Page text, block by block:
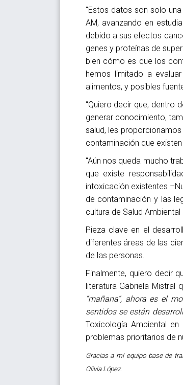
“Estos datos son solo
AM, avanzando en
debido a sus efectos
genes y proteínas de
bien cómo es que los
hemos limitado a
alimentos, y posibles
“Quiero decir que,
generar conocimiento,
salud, les
contaminación que existen
“Aún nos queda mucho
que existe
intoxicación existentes
de contaminación y las
cultura de Salud
Pieza clave en el
diferentes áreas de las
de las personas.
Finalmente, quiero decir
literatura Gabriela Mistral
“mañana”, ahora es el
sentidos se están
Toxicología Ambiental
problemas prioritarios de
Gracias a mí equipo base de
Olivia López.